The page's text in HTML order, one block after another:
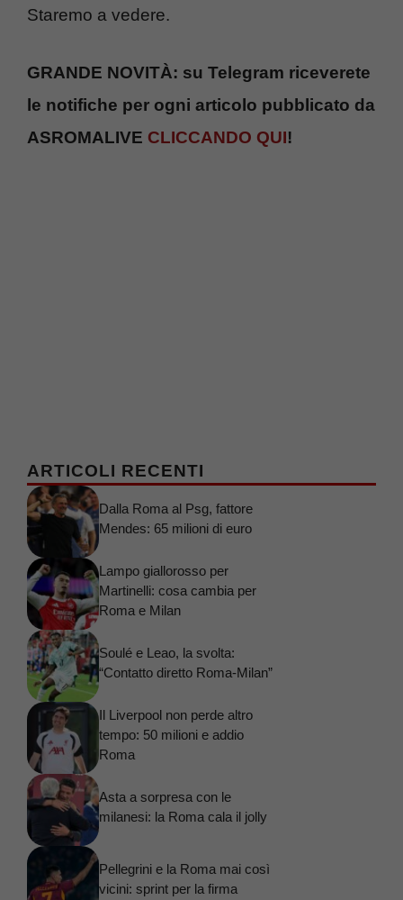
Staremo a vedere.
GRANDE NOVITÀ: su Telegram riceverete
le notifiche per ogni articolo pubblicato da
ASROMALIVE CLICCANDO QUI!
ARTICOLI RECENTI
Dalla Roma al Psg, fattore
Mendes: 65 milioni di euro
Lampo giallorosso per
Martinelli: cosa cambia per
Roma e Milan
Soulé e Leao, la svolta:
“Contatto diretto Roma-Milan”
Il Liverpool non perde altro
tempo: 50 milioni e addio
Roma
Asta a sorpresa con le
milanesi: la Roma cala il jolly
Pellegrini e la Roma mai così
vicini: sprint per la firma